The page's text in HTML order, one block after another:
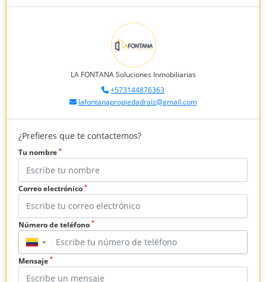
LA FONTANA Soluciones Inmobiliarias
+573144876363
lafontanapropiedadraiz@gmail.com
¿Prefieres que te contactemos?
Tu nombre *
Correo electrónico *
Número de teléfono *
▼
Mensaje *